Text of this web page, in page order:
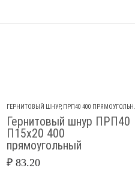
ГЕРНИТОВЫЙ ШНУР, ПРП40 400 ПРЯМОУГОЛЬНЫЙ
Гернитовый шнур ПРП40
П15х20 400
прямоугольный
₽ 83.20